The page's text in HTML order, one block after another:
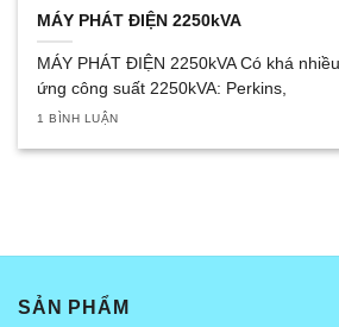
MÁY PHÁT ĐIỆN 2250kVA
MÁY PHÁT ĐIỆN 2250kVA Có khá
ứng công suất 2250kVA: Perkins,
1 BÌNH LUẬN
SẢN PHẨM